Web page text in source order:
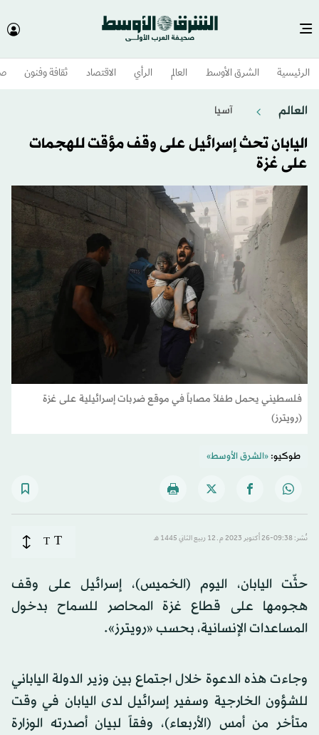
الرئيسية الشرق الأوسط​ العالم الرأي الاقتصاد ثقافة وفنون
العالم آسيا
اليابان تحث إسرائيل على وقف مؤقت للهجمات
على غزة
فلسطيني يحمل طفلاً مصاباً في موقع ضربات إسرائيلية على غزة
(رويترز)
طوكيو:«الشرق الأوسط»
نُشر: 09:38-26 أكتوبر 2023 م ـ 12 ربيع الثاني 1445 هـ T
T
حثّت اليابان، اليوم (الخميس)، إسرائيل على وقف
هجومها على قطاع غزة المحاصر للسماح بدخول
المساعدات الإنسانية، بحسب «رويترز».
وجاءت هذه الدعوة خلال اجتماع بين وزير الدولة الياباني
للشؤون الخارجية وسفير إسرائيل لدى اليابان في وقت
متأخر من أمس (الأربعاء)، وفقاً لبيان أصدرته الوزارة